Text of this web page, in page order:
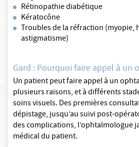
Rétinopathie diabétique
Kératocône
Troubles de la réfraction (myopie,
astigmatisme)
Gard : Pourquoi faire appel à un
Un patient peut faire appel à un
plusieurs raisons, et à différents
soins visuels. Des premières
dépistage, jusqu’au suivi post-
des complications, l’ophtalmologue
médical du patient.